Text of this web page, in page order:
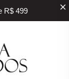
R$ 499
e BOLETO
R$ 499